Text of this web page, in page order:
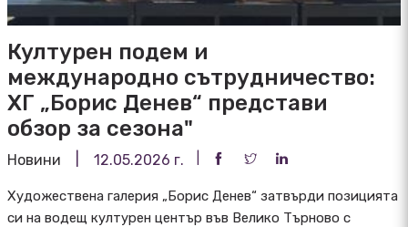
Културен подем и
международно сътрудничество:
ХГ „Борис Денев“ представи
обзор за сезона"
Новини 12.05.2026 г.
Художествена галерия „Борис Денев“ затвърди позицията
си на водещ културен център във Велико Търново с